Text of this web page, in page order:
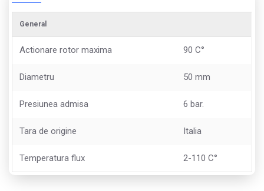
General
Actionare rotor maxima 90 C°
Diametru 50 mm
Presiunea admisa 6 bar.
Tara de origine Italia
Temperatura flux 2-110 C°